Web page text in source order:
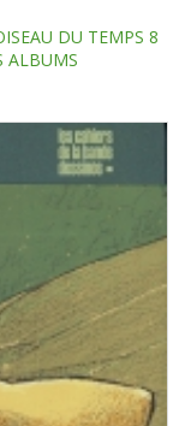
DU TEMPS 8
ALBUMS